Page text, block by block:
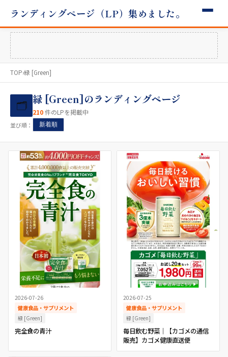
ランディングページ（LP）集めました。
TOP›緑 [Green]
🗂 緑 [Green]のランディングページ
210件のLPを掲載中
並び順： 新着順
2026-07-26
健康食品・サプリメント
緑 [Green]
完全食の青汁
2026-07-25
健康食品・サプリメント
緑 [Green]
毎日飲む野菜｜【カゴメの通信
販売】カゴメ健康直送便